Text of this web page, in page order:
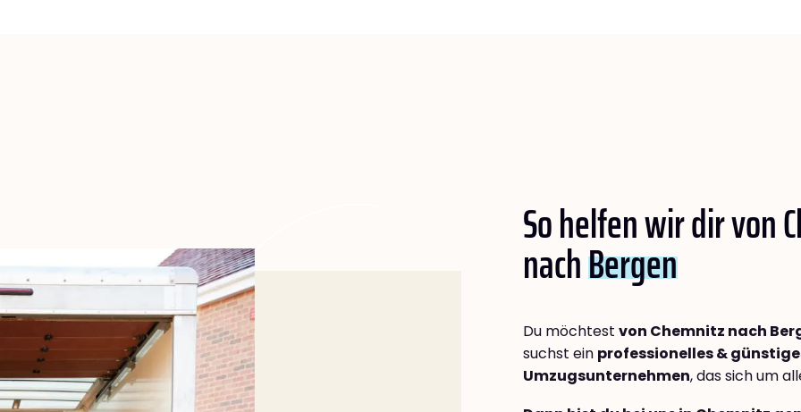
So helfen wir dir von
nachBergen
Du möchtest von Chemnitz nach
suchst ein professionelles &
Umzugsunternehmen, das sich um